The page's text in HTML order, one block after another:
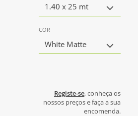
1.40 x 25 mt
COR
White Matte
Registe-se, conheça os
nossos preços e faça a sua
encomenda.